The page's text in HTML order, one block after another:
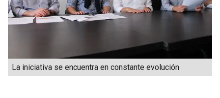
La iniciativa se encuentra en constante evolución